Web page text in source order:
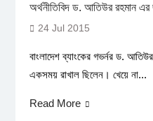
অর্থনীতিবিদ ড. আতিউর রহমান এর
24 Jul 2015
বাংলাদেশ ব্যাংকের গভর্নর ড.
একসময় রাখাল ছিলেন। খেয়ে না...
Read More